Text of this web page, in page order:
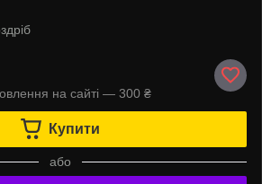
на сайті — 300 ₴
Купити
або